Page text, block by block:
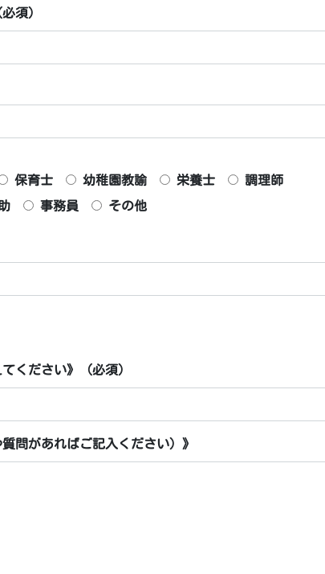
必須)
保育士 幼稚園教諭 栄養士
調理師
事務員 その他
ください》（必須）
問があればご記入ください）》